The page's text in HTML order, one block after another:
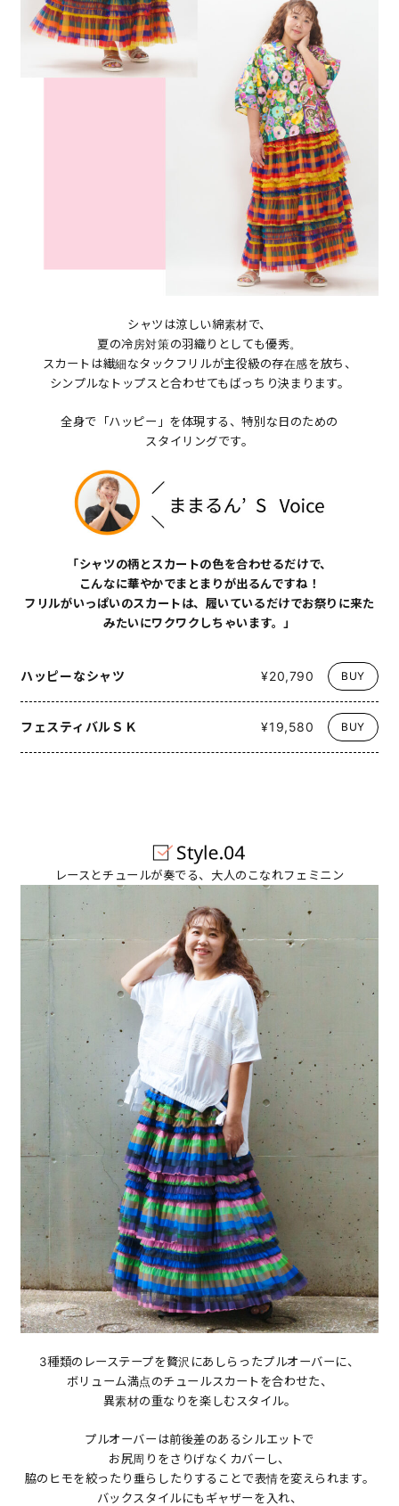
シャツは涼しい綿素材で、
夏の冷房対策の羽織りとしても優秀。
スカートは繊細なタックフリルが主役級の存在感を放ち、
シンプルなトップスと合わせてもばっちり決まります。
全身で「ハッピー」を体現する、特別な日のための
スタイリングです。
「シャツの柄とスカートの色を合わせるだけで、
こんなに華やかでまとまりが出るんですね！
フリルがいっぱいのスカートは、履いているだけでお祭りに来た
みたいにワクワクしちゃいます。」
ハッピーなシャツ ¥20,790 BUY
フェスティバルＳＫ ¥19,580 BUY
レースとチュールが奏でる、大人のこなれフェミニン
3種類のレーステープを贅沢にあしらったプルオーバーに、
ボリューム満点のチュールスカートを合わせた、
異素材の重なりを楽しむスタイル。
プルオーバーは前後差のあるシルエットで
お尻周りをさりげなくカバーし、
脇のヒモを絞ったり垂らしたりすることで表情を変えられます。
バックスタイルにもギャザーを入れ、